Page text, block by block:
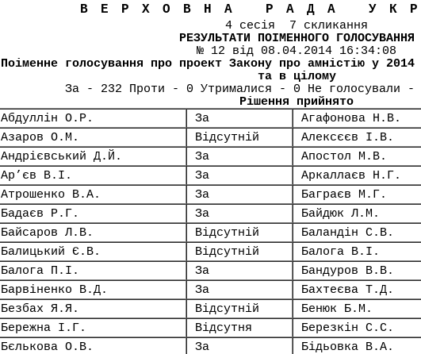
ВЕРХОВНА РАДА
4 сесія 7 скликання
РЕЗУЛЬТАТИ ПОІМЕННОГО ГОЛОСУВАННЯ
№ 12 від 08.04.2014 16:34:08
Поіменне голосування про проект Закону про амністію у
та в цілому
За - 232 Проти - 0 Утрималися - 0 Не голосували -
Рішення прийнято
Абдуллін О.Р.
За Агафонова Н.В.
Азаров О.М.
Відсутній Алексєєв І.В.
Андрієвський Д.Й.
За Апостол М.В.
Ар’єв В.І.
За Аркаллаєв Н.Г.
Атрошенко В.А.
За Баграєв М.Г.
Бадаєв Р.Г.
За Байдюк Л.М.
Байсаров Л.В.
Відсутній Баландін С.В.
Балицький Є.В.
Відсутній Балога В.І.
Балога П.І.
За Бандуров В.В.
Барвіненко В.Д.
За Бахтеєва Т.Д.
Безбах Я.Я.
Відсутній Бенюк Б.М.
Бережна І.Г.
Відсутня Березкін С.С.
Бєлькова О.В.
За Бідьовка В.А.